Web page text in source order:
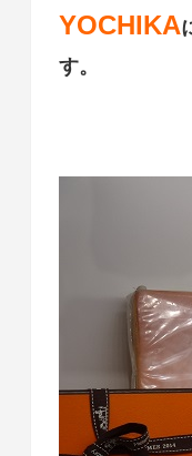
YOCHIKA
す。